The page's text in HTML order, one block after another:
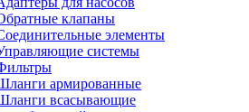
клапаны
элементы
системы
армированные
всасывающие